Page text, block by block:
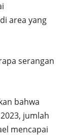
area yang
serangan
bahwa
jumlah
mencapai